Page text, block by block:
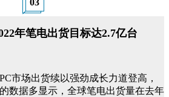
年笔电出货目标达2.7亿台
市场出货续以强劲成长力道登高，
数据多显示，全球笔电出货量在去年